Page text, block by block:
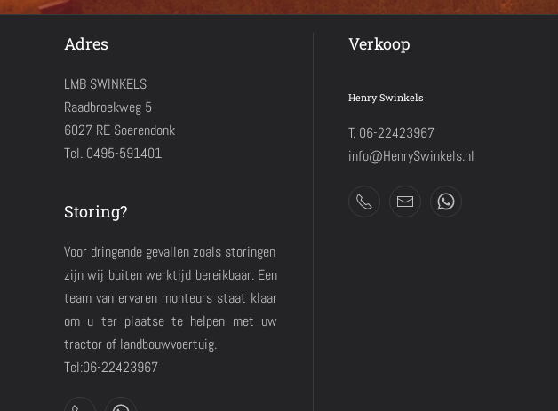
Adres
LMB SWINKELS
Raadbroekweg 5
6027 RE Soerendonk
Tel. 0495-591401
Storing?
Voor dringende gevallen zoals storingen
zijn wij buiten werktijd bereikbaar. Een
team van ervaren monteurs staat klaar
om u ter plaatse te helpen met uw
tractor of landbouwvoertuig.
Tel:06-22423967
Verkoop
Henry Swinkels
T. 06-22423967
info@HenrySwinkels.nl